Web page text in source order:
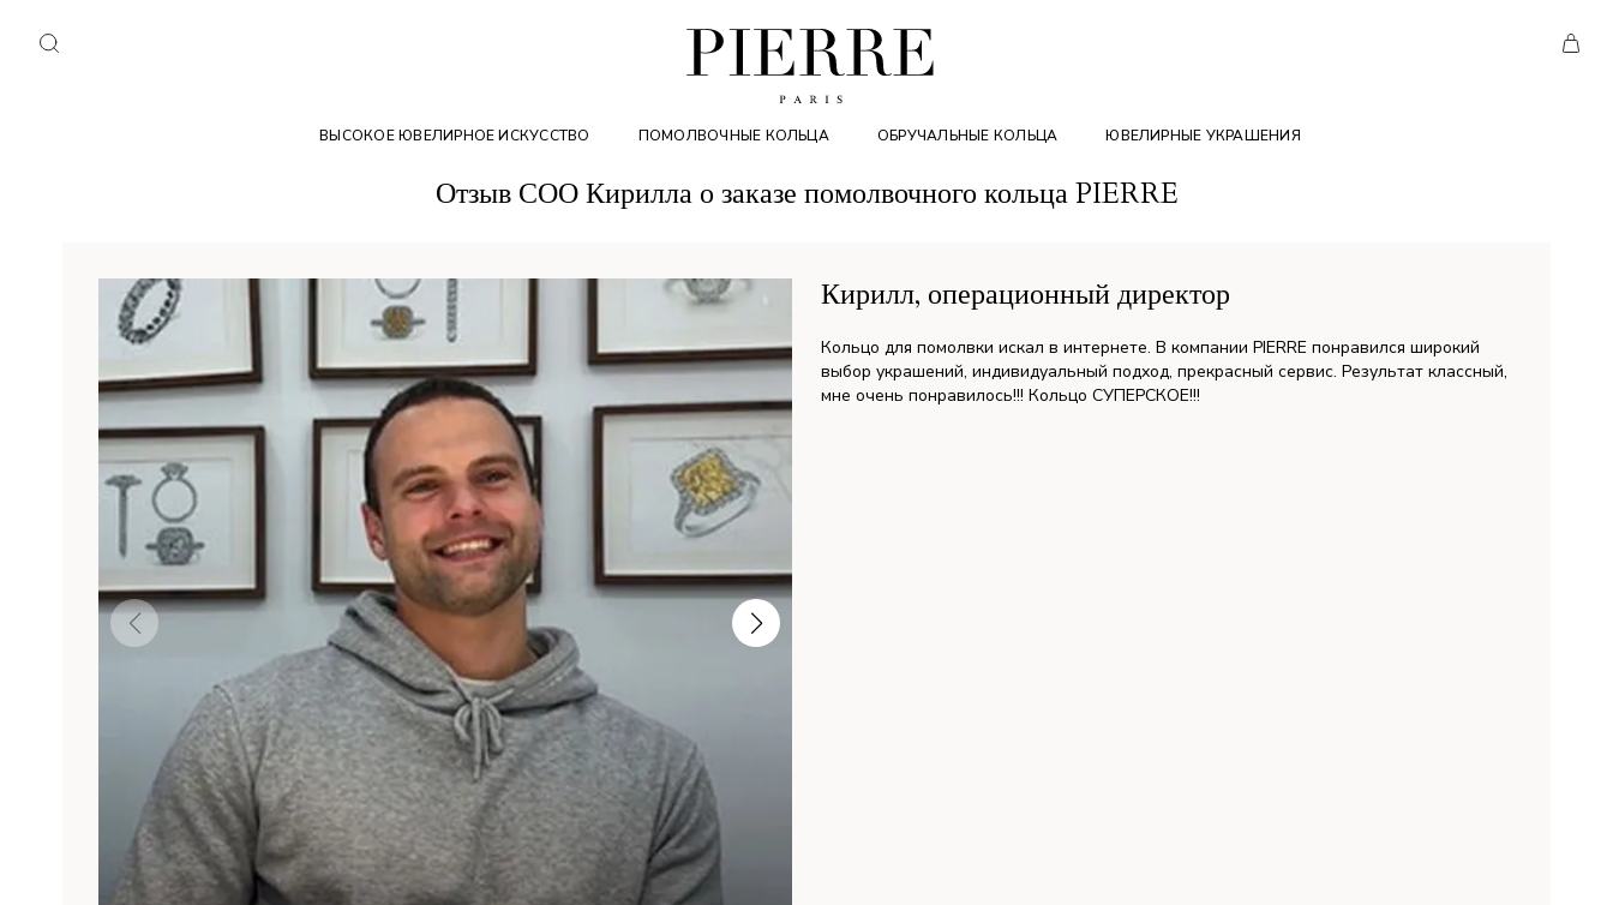
ВЫСОКОЕ ЮВЕЛИРНОЕ ИСКУССТВО ПОМОЛВОЧНЫЕ КОЛЬЦА ОБРУЧАЛЬНЫЕ КОЛЬЦА ЮВЕЛИРНЫЕ УКРАШЕНИЯ
Отзыв СОО Кирилла о заказе помолвочного кольца PIERRE
Кирилл, операционный директор
Кольцо для помолвки искал в интернете. В компании PIERRE понравился широкий
выбор украшений, индивидуальный подход, прекрасный сервис. Результат классный,
мне очень понравилось!!! Кольцо СУПЕРСКОЕ!!!